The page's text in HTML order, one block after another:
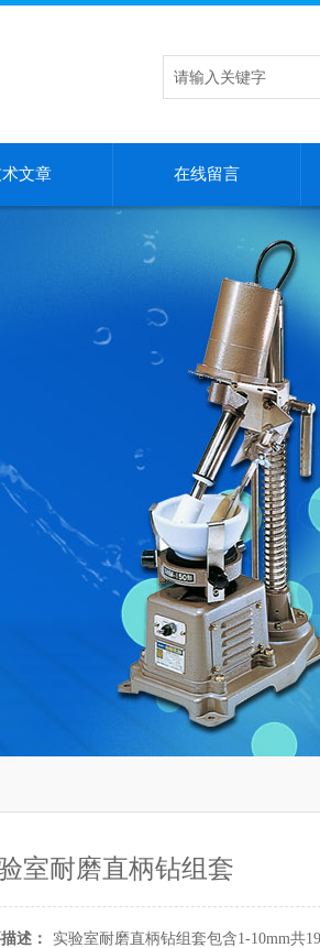
文章 在线留言
室耐磨直柄钻组套
述：
实验室耐磨直柄钻组套包含1-10mm共